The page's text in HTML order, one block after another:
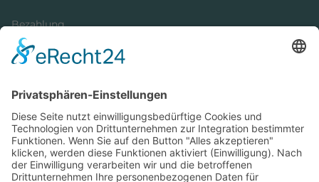
Bezahlung
Newsletter
Versandinformationen
Verfügbarkeit/Verträglichkeit
Rechtliches
Widerrufsrecht und Widerrufsformular